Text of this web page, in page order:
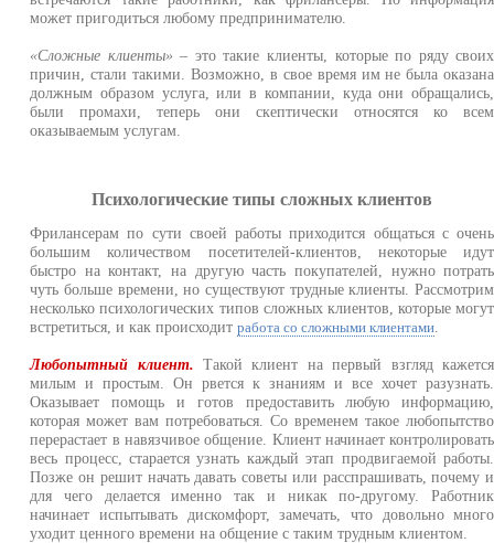
может пригодиться любому предпринимателю.
«Сложные клиенты» – это такие клиенты, которые по ряду своих
причин, стали такими. Возможно, в свое время им не была оказана
должным образом услуга, или в компании, куда они обращались,
были промахи, теперь они скептически относятся ко всем
оказываемым услугам.
Психологические типы сложных клиентов
Фрилансерам по сути своей работы приходится общаться с очень
большим количеством посетителей-клиентов, некоторые идут
быстро на контакт, на другую часть покупателей, нужно потрать
чуть больше времени, но существуют трудные клиенты. Рассмотрим
несколько психологических типов сложных клиентов, которые могут
встретиться, и как происходитработа со сложными клиентами
Любопытный клиент. Такой клиент на первый взгляд кажется
милым и простым. Он рвется к знаниям и все хочет разузнать.
Оказывает помощь и готов предоставить любую информацию,
которая может вам потребоваться. Со временем такое любопытство
перерастает в навязчивое общение. Клиент начинает контролировать
весь процесс, старается узнать каждый этап продвигаемой работы.
Позже он решит начать давать советы или расспрашивать, почему и
для чего делается именно так и никак по-другому. Работник
начинает испытывать дискомфорт, замечать, что довольно много
уходит ценного времени на общение с таким трудным клиентом.